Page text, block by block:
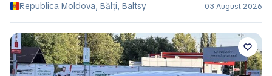
Republica Moldova, Bălţi, Baltsy
03 August 2026